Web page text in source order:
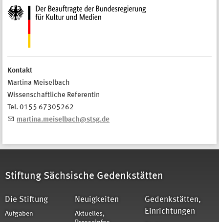
Kontakt
Martina Meiselbach
Wissenschaftliche Referentin
Tel. 0155 67305262
martina.meiselbach@stsg.de
Stiftung Sächsische Gedenkstätten
Die Stiftung
Aufgaben
Neuigkeiten
Aktuelles,
Gedenkstätten,
Einrichtungen